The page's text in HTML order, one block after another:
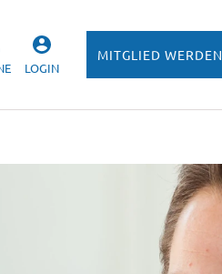
LOGIN
MITGLIED WERDEN